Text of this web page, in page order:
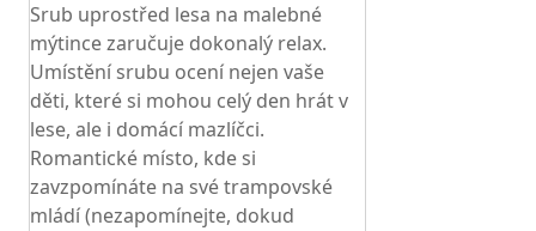
Srub uprostřed lesa na malebné
mýtince zaručuje dokonalý relax.
Umístění srubu ocení nejen vaše
děti, které si mohou celý den hrát v
lese, ale i domácí mazlíčci.
Romantické místo, kde si
zavzpomínáte na své trampovské
mládí (nezapomínejte, dokud